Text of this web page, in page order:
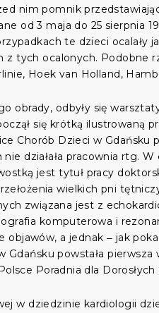
nim pomnik
od 3 maja do 25 sierpnia
te dzieci ocalały
z tych ocalonych. Podobne
Hoek van Holland,
obrady, odbyły się
się krótką ilustrowaną
Chorób Dzieci w Gdańsku
działała pracownia rtg. W
jest tytuł pracy
wielkich pni
związana jest z
komputerowa i
a jednak ‒ jak
powstała pierwsza
Poradnia dla
w dziedzinie kardiologii